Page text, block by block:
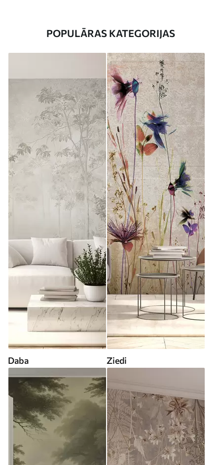
POPULĀRAS KATEGORIJAS
Daba Ziedi